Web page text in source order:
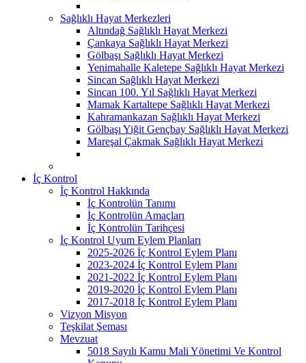
Sağlıklı Hayat Merkezleri
Altındağ Sağlıklı Hayat Merkezi
Çankaya Sağlıklı Hayat Merkezi
Gölbaşı Sağlıklı Hayat Merkezi
Yenimahalle Kaletepe Sağlıklı Hayat Merkezi
Sincan Sağlıklı Hayat Merkezi
Sincan 100. Yıl Sağlıklı Hayat Merkezi
Mamak Kartaltepe Sağlıklı Hayat Merkezi
Kahramankazan Sağlıklı Hayat Merkezi
Gölbaşı Yiğit Gençbay Sağlıklı Hayat Merkezi
Mareşal Çakmak Sağlıklı Hayat Merkezi
İç Kontrol
İç Kontrol Hakkında
İç Kontrolün Tanımı
İç Kontrolün Amaçları
İç Kontrolün Tarihçesi
İç Kontrol Uyum Eylem Planları
2025-2026 İç Kontrol Eylem Planı
2023-2024 İç Kontrol Eylem Planı
2021-2022 İç Kontrol Eylem Planı
2019-2020 İç Kontrol Eylem Planı
2017-2018 İç Kontrol Eylem Planı
Vizyon Misyon
Teşkilat Şeması
Mevzuat
5018 Sayılı Kamu Mali Yönetimi Ve Kontrol